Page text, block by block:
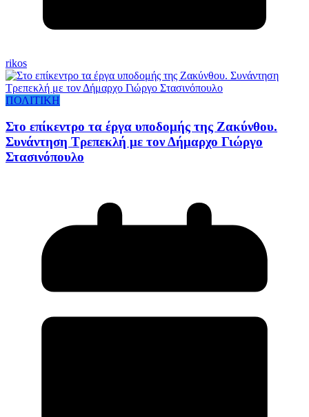
rikos
ΠΟΛΙΤΙΚΗ
Στο επίκεντρο τα έργα υποδομής της Ζακύνθου.
Συνάντηση Τρεπεκλή με τον Δήμαρχο Γιώργο
Στασινόπουλο